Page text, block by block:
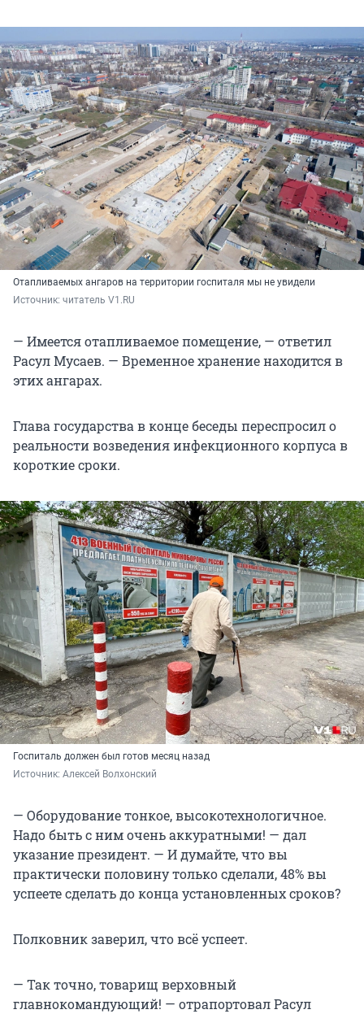
Отапливаемых ангаров на территории госпиталя мы не увидели
Источник: читатель V1.RU
— Имеется отапливаемое помещение, — ответил
Расул Мусаев. — Временное хранение находится в
этих ангарах.
Глава государства в конце беседы переспросил о
реальности возведения инфекционного корпуса в
короткие сроки.
Госпиталь должен был готов месяц назад
Источник: Алексей Волхонский
— Оборудование тонкое, высокотехнологичное.
Надо быть с ним очень аккуратными! — дал
указание президент. — И думайте, что вы
практически половину только сделали, 48% вы
успеете сделать до конца установленных сроков?
Полковник заверил, что всё успеет.
— Так точно, товарищ верховный
главнокомандующий! — отрапортовал Расул